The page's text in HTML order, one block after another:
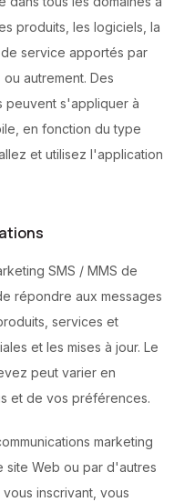
produits, les logiciels, la
service apportés par
autrement. Des
peuvent s'appliquer à
en fonction du type
et utilisez l'application
SMS / MMS de
répondre aux messages
services et
et les mises à jour. Le
peut varier en
et de vos préférences.
marketing
site Web ou par d'autres
inscrivant, vous